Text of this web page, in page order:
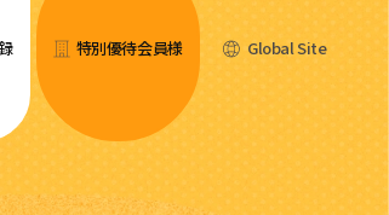
特別優待会員様 Global Site